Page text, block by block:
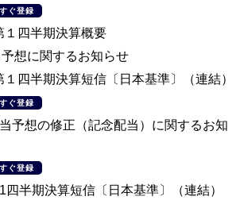
ぐ登録
四半期決算概要
想に関するお知らせ
四半期決算短信〔日本基準〕（連結）
ぐ登録
予想の修正（記念配当）に関するお知
ぐ登録
半期決算短信〔日本基準〕（連結）